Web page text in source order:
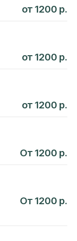
от 1200 р.
от 1200 р.
от 1200 р.
От 1200 р.
От 1200 р.